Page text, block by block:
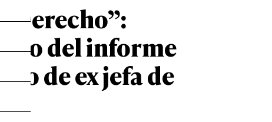
Derecho”:
del informe
de ex jefa de